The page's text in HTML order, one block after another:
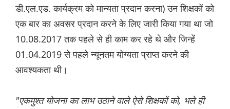
डी.एल.एड. कार्यक्रम को मान्यता प्रदान करना) उन शिक्षकों को
एक बार का अवसर प्रदान करने के लिए जारी किया गया था जो
10.08.2017 तक पहले से ही काम कर रहे थे और जिन्हें
01.04.2019 से पहले न्यूनतम योग्यता प्राप्त करने की
आवश्यकता थी।
"एकमुश्त योजना का लाभ उठाने वाले ऐसे शिक्षकों को, भले ही